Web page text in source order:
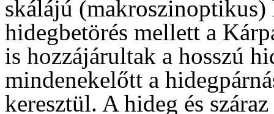
skálájú
hidegbetörés mellett a
is hozzájárultak a hosszú
mindenekelőtt a
keresztül. A hideg és